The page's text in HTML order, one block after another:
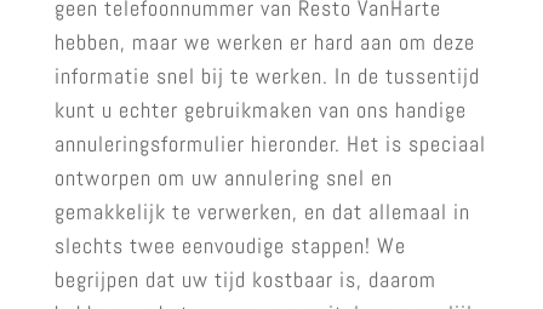
geen telefoonnummer van Resto VanHarte
hebben, maar we werken er hard aan om deze
informatie snel bij te werken. In de tussentijd
kunt u echter gebruikmaken van ons handige
annuleringsformulier hieronder. Het is speciaal
ontworpen om uw annulering snel en
gemakkelijk te verwerken, en dat allemaal in
slechts twee eenvoudige stappen! We
begrijpen dat uw tijd kostbaar is, daarom